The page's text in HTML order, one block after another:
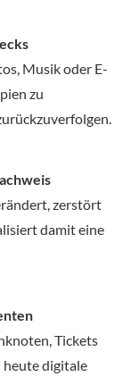
Musik oder E-
zu
zerstört
damit eine
Tickets
digitale